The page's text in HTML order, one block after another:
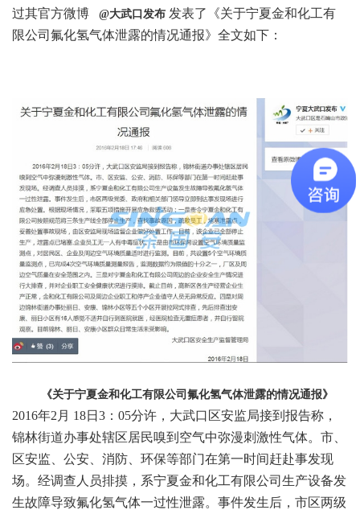
过其官方微博
@大武口发布 发表了《关于宁夏金和化工有
限公司氟化氢气体泄露的情况通报》全文如下：
《关于宁夏金和化工有限公司氟化氢气体泄露的情况通报》
2016年2月 18日3：05分许，大武口区安监局接到报告称，
锦林街道办事处辖区居民嗅到空气中弥漫刺激性气体。市、
区安监、公安、消防、环保等部门在第一时间赶赴事发现
场。经调查人员排摸，系宁夏金和化工有限公司生产设备发
生故障导致氟化氢气体一过性泄露。事件发生后，市区两级